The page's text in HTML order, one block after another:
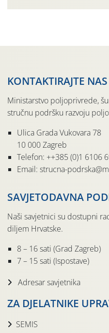
KONTAKTIRAJTE NAS
Ministarstvo poljoprivrede,
stručnu podršku razvoju
Ulica Grada Vukovara 78
10 000 Zagreb
Telefon: ++385 (0)1 6106
Email: strucna-
SAVJETODAVNA
Naši savjetnici su dostupni
diljem Hrvatske.
8 – 16 sati (Grad Zagreb)
7 – 15 sati (Ispostave)
Adresar savjetnika
ZA DJELATNIKE
SEMIS